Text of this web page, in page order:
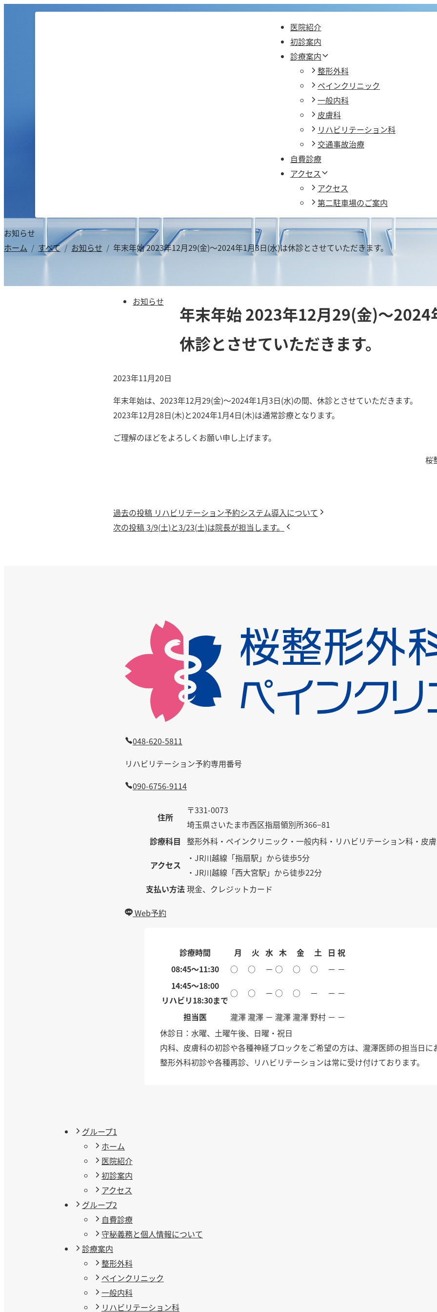
医院紹介
初診案内
診療案内
整形外科
ペインクリニック
一般内科
皮膚科
リハビリテーション科
交通事故治療
自費診療
アクセス
アクセス
第二駐車場のご案内
お知らせ
ホーム
すべて お知らせ 年末年始 2023年12月29(金)〜2024年1月3日(水)は休診とさせていただきます。
お知らせ
年末年始 2023年12月29(金)〜
休診とさせていただきます。
2023年11月20日
年末年始は、2023年12月29(金)〜2024年1月3日(水)の間、休診とさせていただきます。
2023年12月28日(木)と2024年1月4日(木)は通常診療となります。
ご理解のほどをよろしくお願い申し上げます。
桜
投
過去の投稿 過
去
リハビリテーション予約システム導入について
次の投稿 次
3/9(土)と3/23(土)は院長が担当します。
048-620-5811
リハビリテーション予約専用番号
090-6756-9114
住所
〒331-0073
埼玉県さいたま市西区指扇領別所366−81
診療科目
整形外科・ペインクリニック・一般内科・リハビリテーション科・皮
アクセス
・JR川越線「指扇駅」から徒歩5分
・JR川越線「西大宮駅」から徒歩22分
支払い方法現金、クレジットカード
Web予約
診療時間 月 火 水 木 金 土 日 祝
08:45～11:30
○ ○ － ○ ○ ○ － －
14:45～18:00
リハビリ18:30まで
○ ○ － ○ ○ － － －
担当医 瀧澤瀧澤 － 瀧澤瀧澤 野村 － －
休診日：水曜、土曜午後、日曜・祝日
内科、皮膚科の初診や各種神経ブロックをご希望の方は、瀧澤医師の担当日に
整形外科初診や各種再診、リハビリテーションは常に受け付けております。
グループ1
ホーム
医院紹介
初診案内
アクセス
グループ2
自費診療
守秘義務と個人情報について
診療案内
整形外科
ペインクリニック
一般内科
リハビリテーション科